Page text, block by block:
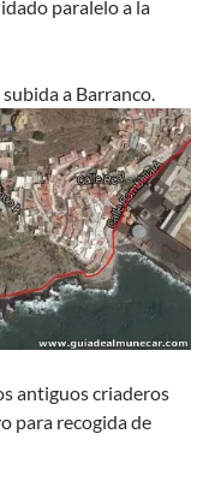
paralelo a la
a Barranco.
antiguos criaderos
para recogida de